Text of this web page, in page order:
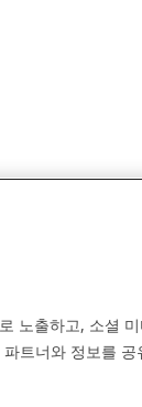
노출하고, 소셜
트너와 정보를 공